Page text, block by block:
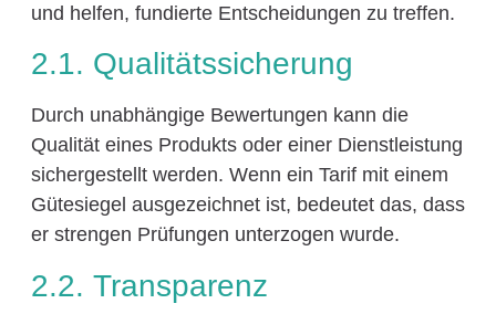
und helfen, fundierte Entscheidungen zu treffen.
2.1. Qualitätssicherung
Durch unabhängige Bewertungen kann die
Qualität eines Produkts oder einer Dienstleistung
sichergestellt werden. Wenn ein Tarif mit einem
Gütesiegel ausgezeichnet ist, bedeutet das, dass
er strengen Prüfungen unterzogen wurde.
2.2. Transparenz